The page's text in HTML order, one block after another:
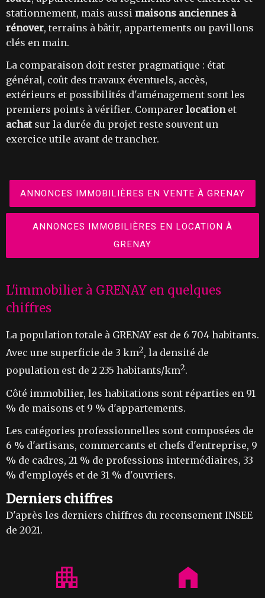
stationnement, mais aussi maisons anciennes à
rénover, terrains à bâtir, appartements ou pavillons
clés en main.
La comparaison doit rester pragmatique : état
général, coût des travaux éventuels, accès,
extérieurs et possibilités d'aménagement sont les
premiers points à vérifier. Comparer locationet
achatsur la durée du projet reste souvent un
exercice utile avant de trancher.
ANNONCES IMMOBILIÈRES EN VENTE À GRENAY
ANNONCES IMMOBILIÈRES EN LOCATION À
GRENAY
L'immobilier à GRENAY en quelques
chiffres
La population totale à GRENAY est de 6 704 habitants.
Avec une superficie de 3 km2, la densité de
population est de 2 235 habitants/km2.
Côté immobilier, les habitations sont réparties en 91
% de maisons et 9 % d'appartements.
Les catégories professionnelles sont composées de
6 % d'artisans, commercants et chefs d'entreprise, 9
% de cadres, 21 % de professions intermédiaires, 33
% d'employés et de 31 % d'ouvriers.
Derniers chiffres
D'après les derniers chiffres du recensement INSEE
de 2021.